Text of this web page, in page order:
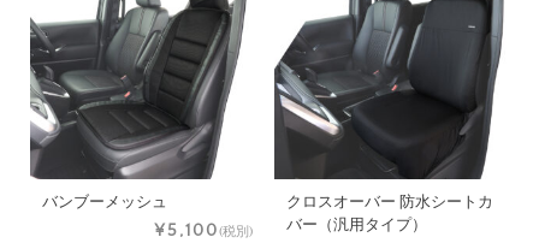
バンブーメッシュ
¥5,100(税別)
クロスオーバー 防水シートカ
バー（汎用タイプ）